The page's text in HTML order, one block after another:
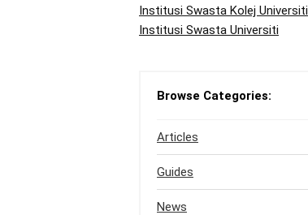
Institusi Swasta Kolej Universiti
Institusi Swasta Universiti
Browse Categories:
Articles
Guides
News